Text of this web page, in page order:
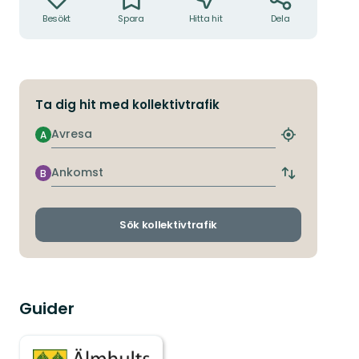
Besökt Spara Hitta hit Dela
Ta dig hit med kollektivtrafik
Avresa
A
Hitta
hållplats
Ankomst
B
Byt
och
Sök kollektivtrafik
Guider